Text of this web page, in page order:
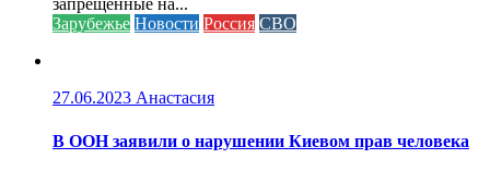
запрещенные на...
Зарубежье Новости Россия СВО
27.06.2023 Анастасия
В ООН заявили о нарушении Киевом прав человека